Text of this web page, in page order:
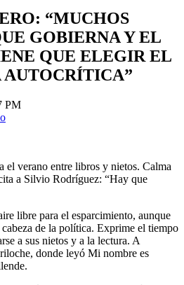
“MUCHOS
GOBIERNA Y EL
QUE ELEGIR EL
PM
el verano entre libros y nietos. Calma
a Silvio Rodríguez: “Hay que
libre para el esparcimiento, aunque
de la política. Exprime el tiempo
a sus nietos y a la lectura. A
donde leyó Mi nombre es